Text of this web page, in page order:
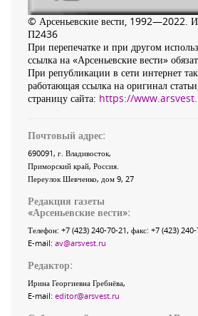
© Арсеньевские вести, 1992—2022.
П2436
При перепечатке и при другом
ссылка на «Арсеньевские вести»
При републикации в сети интернет
работающая ссылка на оригинал
страницу сайта: https://
Почтовый адрес:
690091, г. Владивосток,
Приморский край, Россия
Переулок Шевченко, дом 9, 27
Редакция газеты
«Арсеньевские вести»:
Телефон: +7 (423) 240-70-21, факс: +7 (423)
E-mail: av@arsvest.ru
Редактор:
Ирина Георгиевна Гребнёва,
E-mail: editor@arsvest.ru